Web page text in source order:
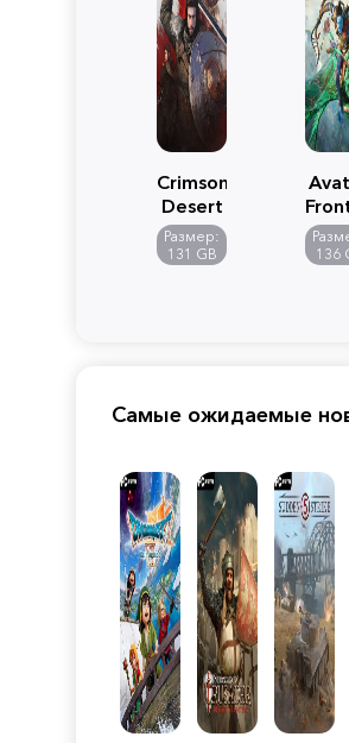
Crimson
Desert
Размер:
131 GB
of
136
Самые ожидаемые